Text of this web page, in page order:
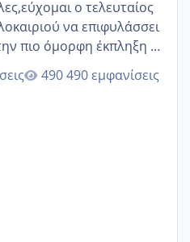
ο τελευταίος
να επιφυλάσσει
πιο όμορφη έκπληξη 🧿
@Παρασκευαιδου
@Christi.D.
490 εμφανίσεις